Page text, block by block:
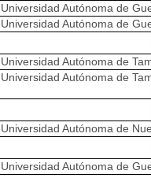
Universidad Autónoma de
Universidad Autónoma de
Universidad Autónoma de
Universidad Autónoma de
Universidad Autónoma de
Universidad Autónoma de